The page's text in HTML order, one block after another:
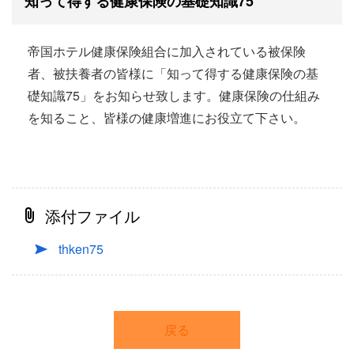
帝国ホテル健康保険組合に加入されている被保険
者、被扶養者の皆様に「知って得する健康保険の基
礎知識75」をお知らせ致します。健康保険の仕組み
を知ること、皆様の健康増進にお役立て下さい。
添付ファイル
thken75
戻る